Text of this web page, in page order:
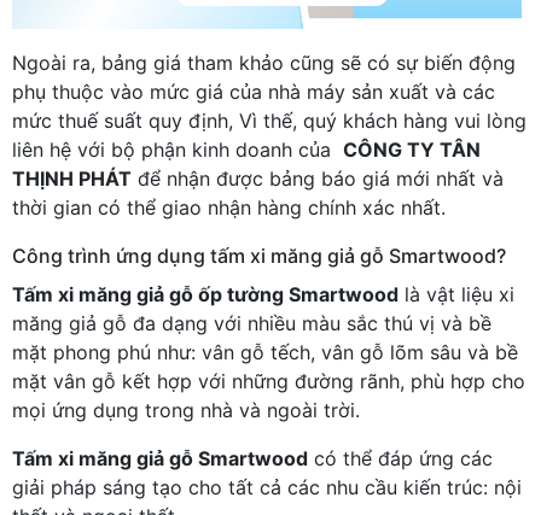
Ngoài ra, bảng giá tham khảo cũng sẽ có sự biến động
phụ thuộc vào mức giá của nhà máy sản xuất và các
mức thuế suất quy định, Vì thế, quý khách hàng vui lòng
liên hệ với bộ phận kinh doanh của CÔNG TY TÂN
THỊNH PHÁT để nhận được bảng báo giá mới nhất và
thời gian có thể giao nhận hàng chính xác nhất.
Công trình ứng dụng tấm xi măng giả gỗ Smartwood?
Tấm xi măng giả gỗ ốp tường Smartwood là vật liệu xi
măng giả gỗ đa dạng với nhiều màu sắc thú vị và bề
mặt phong phú như: vân gỗ tếch, vân gỗ lõm sâu và bề
mặt vân gỗ kết hợp với những đường rãnh, phù hợp cho
mọi ứng dụng trong nhà và ngoài trời.
Tấm xi măng giả gỗ Smartwood có thể đáp ứng các
giải pháp sáng tạo cho tất cả các nhu cầu kiến trúc: nội